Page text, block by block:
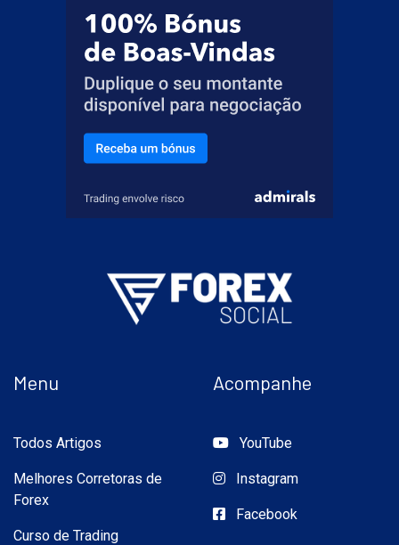
Menu
Todos Artigos
Melhores Corretoras de
Forex
Curso de Trading
Acompanhe
YouTube
Instagram
Facebook